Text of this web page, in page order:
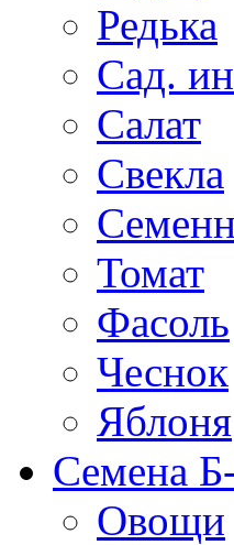
Редька
Сад.
Салат
Свекла
Томат
Фасоль
Чеснок
Яблоня
Семена
Овощи